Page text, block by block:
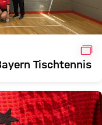
Tischtennis